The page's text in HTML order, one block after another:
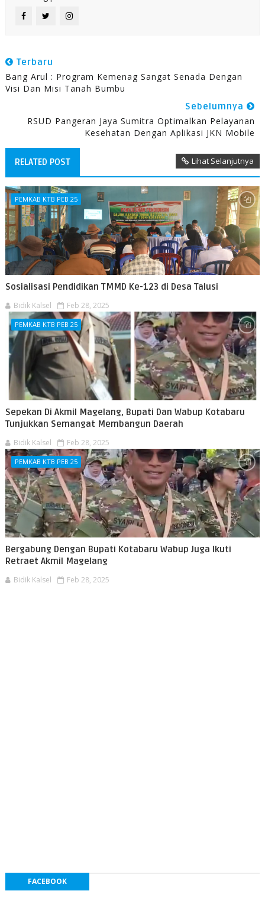
Terbaru
Bang Arul : Program Kemenag Sangat Senada Dengan
Visi Dan Misi Tanah Bumbu
Sebelumnya
RSUD Pangeran Jaya Sumitra Optimalkan Pelayanan
Kesehatan Dengan Aplikasi JKN Mobile
RELATED POST Lihat Selanjutnya
PEMKAB KTB PEB 25
Sosialisasi Pendidikan TMMD Ke-123 di Desa Talusi
Bidik Kalsel Feb 28, 2025
PEMKAB KTB PEB 25
Sepekan Di Akmil Magelang, Bupati Dan Wabup Kotabaru
Tunjukkan Semangat Membangun Daerah
Bidik Kalsel Feb 28, 2025
PEMKAB KTB PEB 25
Bergabung Dengan Bupati Kotabaru Wabup Juga Ikuti
Retraet Akmil Magelang
Bidik Kalsel Feb 28, 2025
FACEBOOK